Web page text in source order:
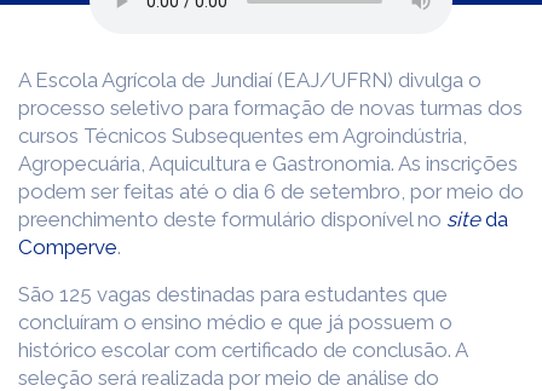
A Escola Agrícola de Jundiaí (EAJ/UFRN) divulga o
processo seletivo para formação de novas turmas dos
cursos Técnicos Subsequentes em Agroindústria,
Agropecuária, Aquicultura e Gastronomia. As inscrições
podem ser feitas até o dia 6 de setembro, por meio do
preenchimento deste formulário disponível no siteda
Comperve.
São 125 vagas destinadas para estudantes que
concluíram o ensino médio e que já possuem o
histórico escolar com certificado de conclusão. A
seleção será realizada por meio de análise do